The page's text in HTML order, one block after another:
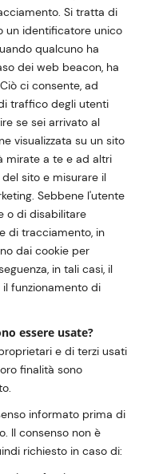
Si tratta di
un identificatore unico
qualcuno ha
dei web beacon, ha
ci consente, ad
traffico degli utenti
se sei arrivato al
visualizzata su un sito
mirate a te e ad altri
sito e misurare il
Sebbene l'utente
o di disabilitare
di tracciamento, in
dai cookie per
in tali casi, il
funzionamento di
essere usate?
e di terzi usati
finalità sono
informato prima di
Il consenso non è
richiesto in caso di: